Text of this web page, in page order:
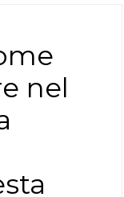
nel